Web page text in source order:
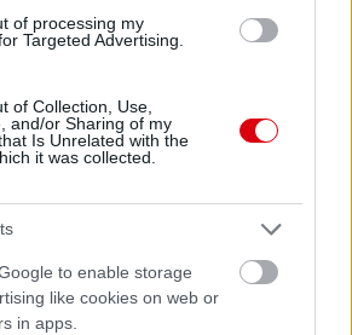
of processing my
Targeted Advertising.
of Collection, Use,
and/or Sharing of my
Is Unrelated with the
it was collected.
to enable storage
like cookies on web or
in apps.
United2026-08-12 20:30
United2026-08-15 18:00